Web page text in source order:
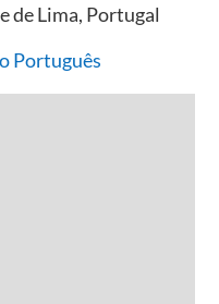
de Lima, Portugal
Português